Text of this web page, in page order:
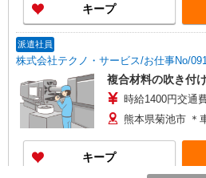
キープ
派遣社員
株式会社テクノ・サービス/お仕事No/
複合材料の吹き付
時給1400円交通
熊本県菊池市 ＊
キープ